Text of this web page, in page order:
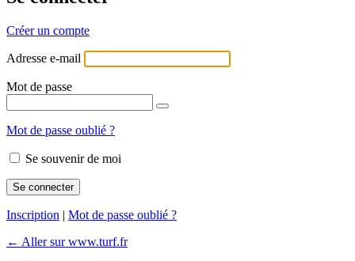
Créer un compte
Adresse e-mail
Mot de passe
Mot de passe oublié ?
Se souvenir de moi
Inscription | Mot de passe oublié ?
← Aller sur www.turf.fr